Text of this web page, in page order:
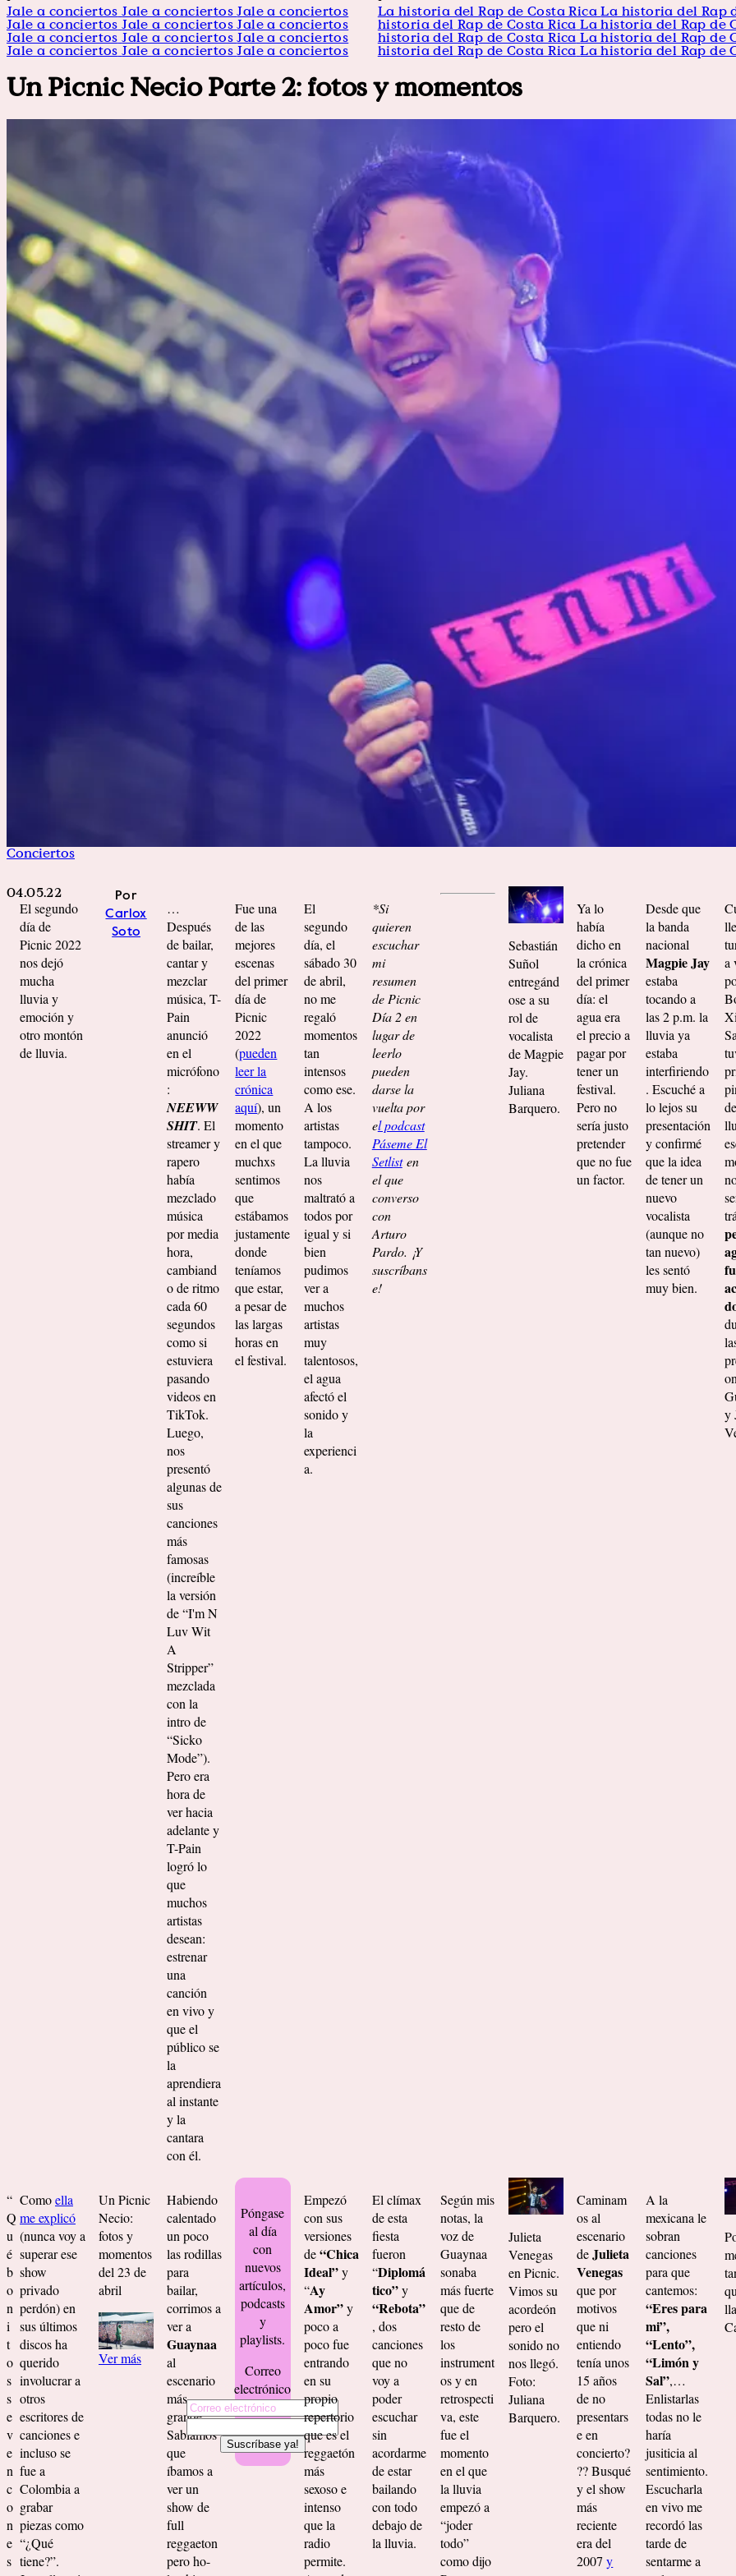
Jale a conciertos Jale a conciertos Jale a conciertos
Jale a conciertos Jale a conciertos Jale a conciertos
Jale a conciertos Jale a conciertos Jale a conciertos
Jale a conciertos Jale a conciertos Jale a conciertos
La historia del Rap de Costa Rica La historia del Rap
historia del Rap de Costa Rica La historia del Rap de
historia del Rap de Costa Rica La historia del Rap de
historia del Rap de Costa Rica La historia del Rap de
Un Picnic Necio Parte 2: fotos y momentos
Conciertos
04.05.22
El segundo
día de
Picnic 2022
nos dejó
mucha
lluvia y
emoción y
otro montón
de lluvia.
Por
Carlox
Soto
…
Después
de bailar,
cantar y
mezclar
música, T-
Pain
anunció
en el
micrófono
:
NEEWW
SHIT. El
streamer y
rapero
había
mezclado
música
por media
hora,
cambiand
o de ritmo
cada 60
segundos
como si
estuviera
pasando
videos en
TikTok.
Luego,
nos
presentó
algunas de
sus
canciones
más
famosas
(increíble
la versión
de “I'm N
Luv Wit
A
Stripper”
mezclada
con la
intro de
“Sicko
Mode”).
Pero era
hora de
ver hacia
adelante y
T-Pain
logró lo
que
muchos
artistas
desean:
estrenar
una
canción
en vivo y
que el
público se
la
aprendiera
al instante
y la
cantara
con él.
Fue una
de las
mejores
escenas
del primer
día de
Picnic
2022
(pueden
leer la
crónica
aquí), un
momento
en el que
muchxs
sentimos
que
estábamos
justamente
donde
teníamos
que estar,
a pesar de
las largas
horas en
el festival.
El
segundo
día, el
sábado 30
de abril,
no me
regaló
momentos
tan
intensos
como ese.
A los
artistas
tampoco.
La lluvia
nos
maltrató a
todos por
igual y si
bien
pudimos
ver a
muchos
artistas
muy
talentosos,
el agua
afectó el
sonido y
la
experienci
a.
*Si
quieren
escuchar
mi
resumen
de Picnic
Día 2 en
lugar de
leerlo
pueden
darse la
vuelta por
el podcast
Páseme El
Setlist en
el que
converso
con
Arturo
Pardo. ¡Y
suscríbans
e!
Sebastián
Suñol
entregánd
ose a su
rol de
vocalista
de Magpie
Jay.
Juliana
Barquero.
Ya lo
había
dicho en
la crónica
del primer
día: el
agua era
el precio a
pagar por
tener un
festival.
Pero no
sería justo
pretender
que no fue
un factor.
Desde que
la banda
nacional
Magpie Jay
estaba
tocando a
las 2 p.m. la
lluvia ya
estaba
interfiriendo
. Escuché a
lo lejos su
presentación
y confirmé
que la idea
de tener un
nuevo
vocalista
(aunque no
tan nuevo)
les sentó
muy bien.
a
y
“
Q
u
é
b
o
n
i
t
o
s
s
e
v
e
n
c
o
n
e
s
Comoella
me explicó
(nunca voy a
superar ese
show
privado
perdón) en
sus últimos
discos ha
querido
involucrar a
otros
escritores de
canciones e
incluso se
fue a
Colombia a
grabar
piezas como
“¿Qué
tiene?”.
Un Picnic
Necio:
fotos y
momentos
del 23 de
abril
Ver más
Habiendo
calentado
un poco
las rodillas
para
bailar,
corrimos a
ver a
Guaynaa
al
escenario
más
grande.
Sabíamos
que
íbamos a
ver un
show de
full
reggaeton
pero ho-
Póngase
al día
con
nuevos
artículos,
podcasts
y
playlists.
Correo
electrónico
Empezó
con sus
versiones
de“Chica
Ideal”y
“Ay
Amor”y
poco a
poco fue
entrando
en su
propio
repertorio
que es el
reggaetón
más
sexoso e
intenso
que la
radio
permite.
El clímax
de esta
fiesta
fueron
“Diplomá
tico”y
“Rebota”
, dos
canciones
que no
voy a
poder
escuchar
sin
acordarme
de estar
bailando
con todo
debajo de
la lluvia.
Según mis
notas, la
voz de
Guaynaa
sonaba
más fuerte
que de
resto de
los
instrument
os y en
retrospecti
va, este
fue el
momento
en el que
la lluvia
empezó a
“joder
todo”
como dijo
Julieta
Venegas
en Picnic.
Vimos su
acordeón
pero el
sonido no
nos llegó.
Foto:
Juliana
Barquero.
Caminam
os al
escenario
deJulieta
Venegas
que por
motivos
que ni
entiendo
tenía unos
15 años
de no
presentars
e en
concierto?
?? Busqué
y el show
más
reciente
era del
2007y
A la
mexicana le
sobran
canciones
para que
cantemos:
“Eres para
mi”,
“Lento”,
“Limón y
Sal”,…
Enlistarlas
todas no le
haría
jusiticia al
sentimiento.
Escucharla
en vivo me
recordó las
tarde de
sentarme a